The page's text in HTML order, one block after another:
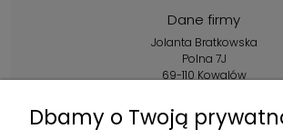
Dane firmy
Jolanta Bratkowska
Polna 7J
69-110 Kowalów
+48 602 356 983
Dbamy o Twoją